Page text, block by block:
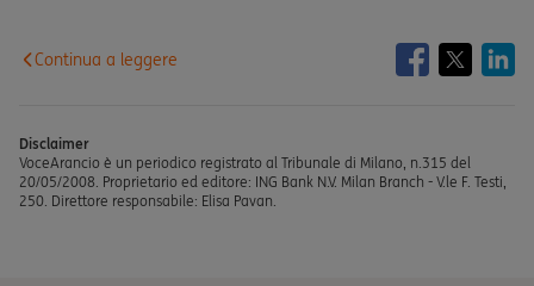
Continua a leggere
Disclaimer
VoceArancio è un periodico registrato al Tribunale di Milano, n.315 del
20/05/2008. Proprietario ed editore: ING Bank N.V. Milan Branch - V.le F. Testi,
250. Direttore responsabile: Elisa Pavan.